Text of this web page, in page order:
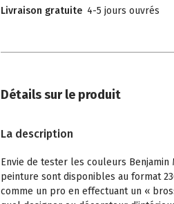
Livraison gratuite 4-5 jours ouvrés
Détails sur le produit
La description
Envie de tester les couleurs
peinture sont disponibles au format
comme un pro en effectuant un «